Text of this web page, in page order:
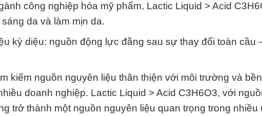
công nghiệp hóa mỹ phẩm, Lactic Liquid > Acid
da và làm mịn da.
kỳ diệu: nguồn động lực đằng sau sự thay đổi toàn cầu
kiếm nguồn nguyên liệu thân thiện với môi trường và
doanh nghiệp. Lactic Liquid > Acid C3H6O3, với
trở thành một nguồn nguyên liệu quan trọng trong nhiều